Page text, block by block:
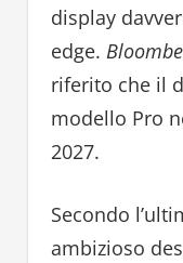
display
edge.
riferito che il
modello Pro
2027.
Secondo
ambizioso